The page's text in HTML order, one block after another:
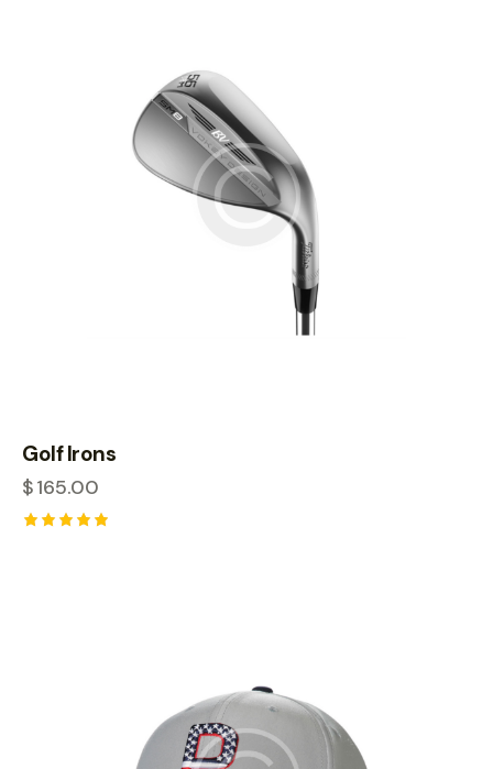
Golf Irons
$165.00